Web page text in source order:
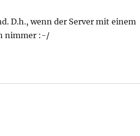
D.h., wenn der Server mit einem
nimmer :-/